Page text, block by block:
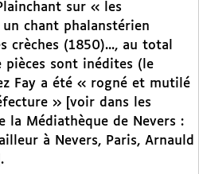
sur « les
chant phalanstérien
crèches (1850)..., au total
pièces sont inédites (le
Fay a été « rogné et mutilé
» [voir dans les
la Médiathèque de Nevers :
à Nevers, Paris, Arnauld